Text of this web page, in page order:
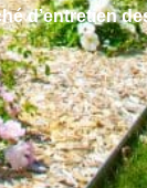
d’entretien